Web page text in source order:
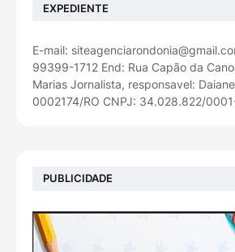
EXPEDIENTE
E-mail:
99399-1712 End: Rua Capão da
Marias Jornalista, responsavel:
0002174/RO CNPJ: 34.028.822/
PUBLICIDADE